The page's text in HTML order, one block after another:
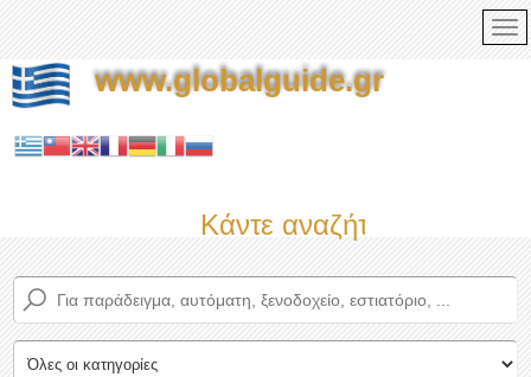
www.globalguide.gr
Κάντε αναζήτηση τώρα